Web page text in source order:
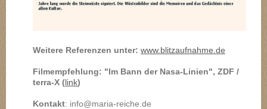
Weitere Referenzen unter: www.blitzaufnahme.de
Filmempfehlung: "Im Bann der Nasa-Linien", ZDF /
terra-X ( link)
Kontakt: info@maria-reiche.de